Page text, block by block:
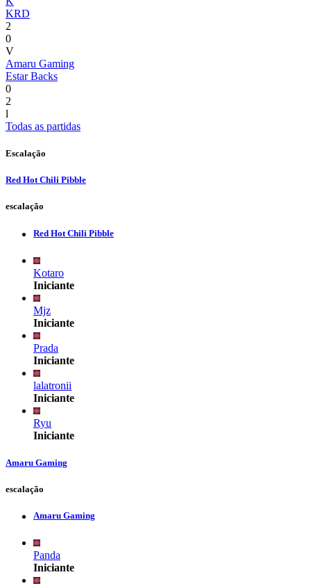
KRD
2
0
V
Amaru Gaming
Estar Backs
0
2
l
Todas as partidas
Escalação
Red Hot Chili Pibble
escalação
Red Hot Chili Pibble
Kotaro
Iniciante
Mjz
Iniciante
Prada
Iniciante
lalatronii
Iniciante
Ryu
Iniciante
Amaru Gaming
escalação
Amaru Gaming
Panda
Iniciante